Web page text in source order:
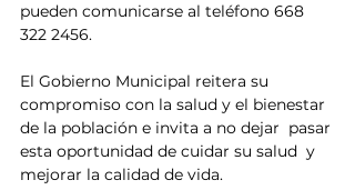
pueden comunicarse al teléfono 668
322 2456.
El Gobierno Municipal reitera su
compromiso con la salud y el bienestar
de la población e invita a no dejar  pasar
esta oportunidad de cuidar su salud  y
mejorar la calidad de vida.